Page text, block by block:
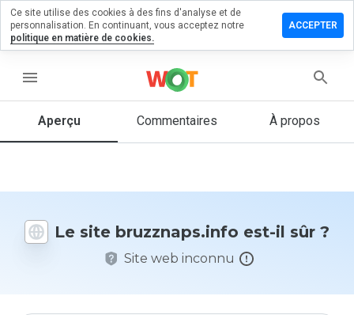
menu
Aperçu Commentaires À propos
Le site bruzznaps.info est-il sûr ?
Site web inconnu
un
1 et 5
vous à ce
site ?
Ce site utilise des cookies à des fins d'analyse et de
personnalisation. En continuant, vous acceptez notre
politique en matière de cookies.
ACCEPTER